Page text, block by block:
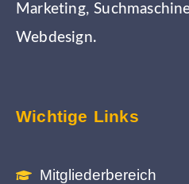
Marketing,
Webdesign.
Wichtige Links
Mitgliederbereich